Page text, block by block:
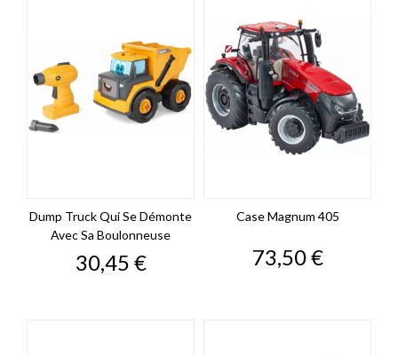
Dump Truck Qui Se Démonte
Avec Sa Boulonneuse
Prix
30,45 €
Case Magnum 405
Prix
73,50 €